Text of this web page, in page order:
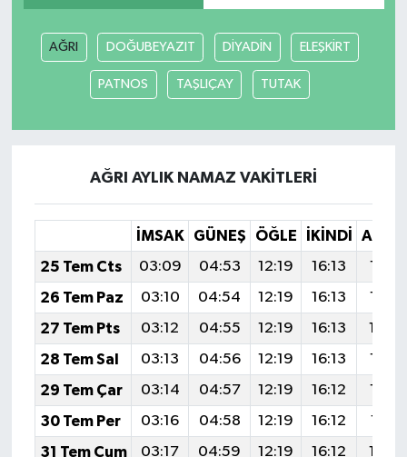
AĞRI DOĞUBEYAZIT DİYADİN ELEŞKİRT
PATNOS TAŞLIÇAY TUTAK
AĞRI AYLIK NAMAZ VAKITLERI
İMSAK GÜNEŞ ÖĞLE İKINDI
25 Tem Cts
03:09 04:53 12:19 16:13
19:35
26 Tem Paz
03:10 04:54 12:19 16:13
19:35
27 Tem Pts
03:12 04:55 12:19 16:13
28 Tem Sal
03:13 04:56 12:19 16:13
19:33
29 Tem Çar
03:14 04:57 12:19 16:12
19:32
30 Tem Per
03:16 04:58 12:19 16:12
19:31
31 Tem Cum
03:17 04:59 12:19 16:12